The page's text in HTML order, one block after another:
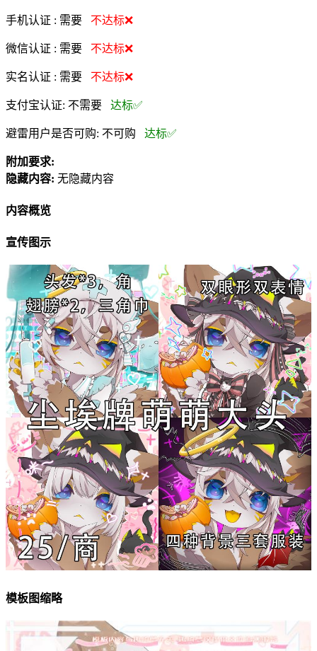
手机认证 : 需要 不达标❌
微信认证 : 需要 不达标❌
实名认证 : 需要 不达标❌
支付宝认证: 不需要 达标✅
避雷用户是否可购: 不可购 达标✅
附加要求:
隐藏内容: 无隐藏内容
内容概览
宣传图示
模板图缩略